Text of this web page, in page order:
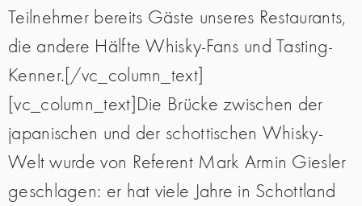
Teilnehmer bereits Gäste unseres Restaurants,
die andere Hälfte Whisky-Fans und Tasting-
Kenner.[/vc_column_text]
[vc_column_text]Die Brücke zwischen der
japanischen und der schottischen Whisky-
Welt wurde von Referent Mark Armin Giesler
geschlagen: er hat viele Jahre in Schottland